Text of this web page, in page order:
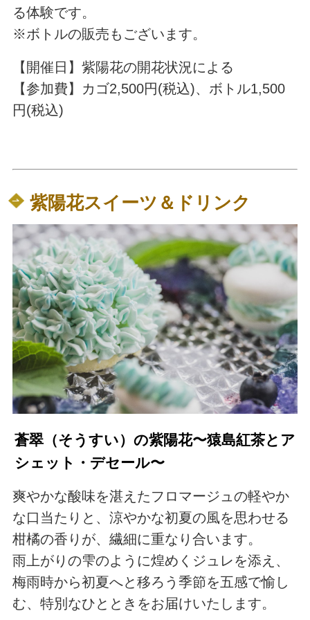
る体験です。
※ボトルの販売もございます。
【開催日】紫陽花の開花状況による
【参加費】カゴ2,500円(税込)、ボトル1,500
円(税込)
紫陽花スイーツ＆ドリンク
蒼翠（そうすい）の紫陽花〜猿島紅茶とア
シェット・デセール〜
爽やかな酸味を湛えたフロマージュの軽やか
な口当たりと、涼やかな初夏の風を思わせる
柑橘の香りが、繊細に重なり合います。
雨上がりの雫のように煌めくジュレを添え、
梅雨時から初夏へと移ろう季節を五感で愉し
む、特別なひとときをお届けいたします。